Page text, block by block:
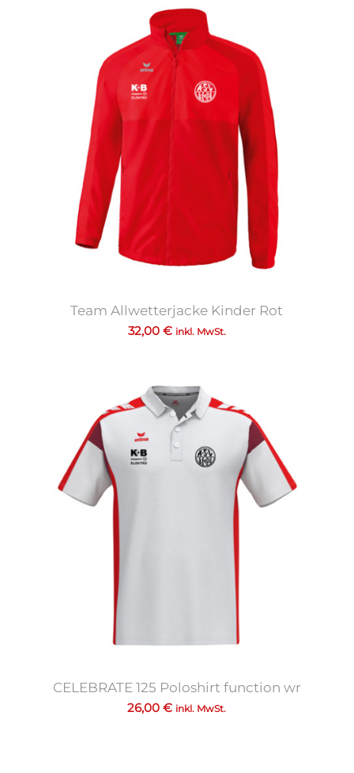
Team Allwetterjacke Kinder Rot
32,00 € inkl. MwSt.
CELEBRATE 125 Poloshirt function wr
26,00€ inkl. MwSt.